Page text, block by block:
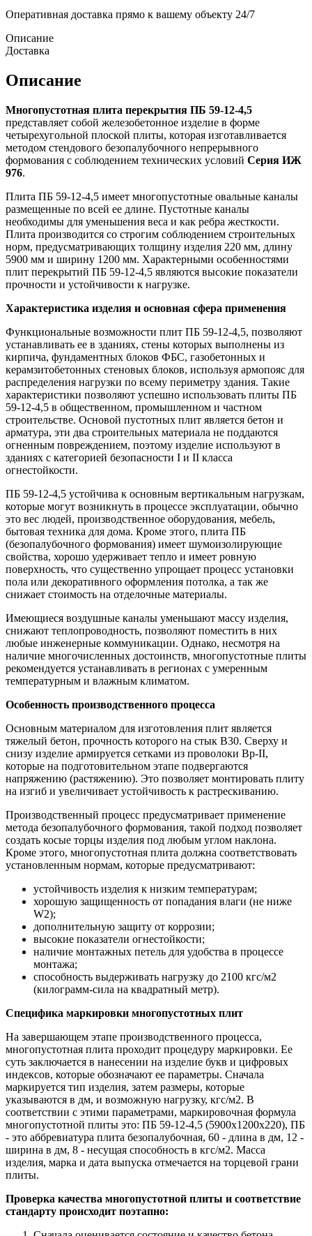
Оперативная доставка прямо к вашему объекту 24/7
Описание
Доставка
Описание
Многопустотная плита перекрытия ПБ 59-12-4,5
представляет собой железобетонное изделие в форме
четырехугольной плоской плиты, которая изготавливается
методом стендового безопалубочного непрерывного
формования с соблюдением технических условий Cерия ИЖ
976.
Плита ПБ 59-12-4,5 имеет многопустотные овальные каналы
размещенные по всей ее длине. Пустотные каналы
необходимы для уменьшения веса и как ребра жесткости.
Плита производится со строгим соблюдением строительных
норм, предусматривающих толщину изделия 220 мм, длину
5900 мм и ширину 1200 мм. Характерными особенностями
плит перекрытий ПБ 59-12-4,5 являются высокие показатели
прочности и устойчивости к нагрузке.
Характеристика изделия и основная сфера применения
Функциональные возможности плит ПБ 59-12-4,5, позволяют
устанавливать ее в зданиях, стены которых выполнены из
кирпича, фундаментных блоков ФБС, газобетонных и
керамзитобетонных стеновых блоков, используя армопояс для
распределения нагрузки по всему периметру здания. Такие
характеристики позволяют успешно использовать плиты ПБ
59-12-4,5 в общественном, промышленном и частном
строительстве. Основой пустотных плит является бетон и
арматура, эти два строительных материала не поддаются
огненным повреждением, поэтому изделие используют в
зданиях с категорией безопасности I и II класса
огнестойкости.
ПБ 59-12-4,5 устойчива к основным вертикальным нагрузкам,
которые могут возникнуть в процессе эксплуатации, обычно
это вес людей, производственное оборудования, мебель,
бытовая техника для дома. Кроме этого, плита ПБ
(безопалубочного формования) имеет шумоизолирующие
свойства, хорошо удерживает тепло и имеет ровную
поверхность, что существенно упрощает процесс установки
пола или декоративного оформления потолка, а так же
снижает стоимость на отделочные материалы.
Имеющиеся воздушные каналы уменьшают массу изделия,
снижают теплопроводность, позволяют поместить в них
любые инженерные коммуникации. Однако, несмотря на
наличие многочисленных достоинств, многопустотные плиты
рекомендуется устанавливать в регионах с умеренным
температурным и влажным климатом.
Особенность производственного процесса
Основным материалом для изготовления плит является
тяжелый бетон, прочность которого на стык В30. Сверху и
снизу изделие армируется сетками из проволоки Вр-II,
которые на подготовительном этапе подвергаются
напряжению (растяжению). Это позволяет монтировать плиту
на изгиб и увеличивает устойчивость к растрескиванию.
Производственный процесс предусматривает применение
метода безопалубочного формования, такой подход позволяет
создать косые торцы изделия под любым углом наклона.
Кроме этого, многопустотная плита должна соответствовать
установленным нормам, которые предусматривают:
устойчивость изделия к низким температурам;
хорошую защищенность от попадания влаги (не ниже
W2);
дополнительную защиту от коррозии;
высокие показатели огнестойкости;
наличие монтажных петель для удобства в процессе
монтажа;
способность выдерживать нагрузку до 2100 кгс/м2
(килограмм-сила на квадратный метр).
Специфика маркировки многопустотных плит
На завершающем этапе производственного процесса,
многопустотная плита проходит процедуру маркировки. Ее
суть заключается в нанесении на изделие букв и цифровых
индексов, которые обозначают ее параметры. Сначала
маркируется тип изделия, затем размеры, которые
указываются в дм, и возможную нагрузку, кгс/м2. В
соответствии с этими параметрами, маркировочная формула
многопустотной плиты это: ПБ 59-12-4,5 (5900х1200х220), ПБ
- это аббревиатура плита безопалубочная, 60 - длина в дм, 12 -
ширина в дм, 8 - несущая способность в кгс/м2. Масса
изделия, марка и дата выпуска отмечается на торцевой грани
плиты.
Проверка качества многопустотной плиты и соответствие
стандарту происходит поэтапно: